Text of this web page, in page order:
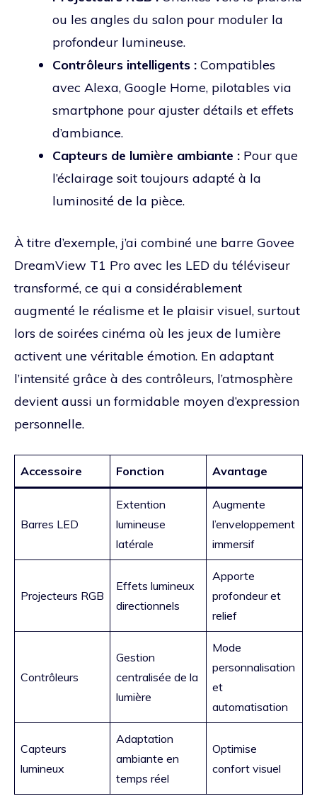
ou les angles du salon pour moduler la
profondeur lumineuse.
Contrôleurs intelligents : Compatibles
avec Alexa, Google Home, pilotables via
smartphone pour ajuster détails et effets
d’ambiance.
Capteurs de lumière ambiante : Pour que
l’éclairage soit toujours adapté à la
luminosité de la pièce.
À titre d’exemple, j’ai combiné une barre Govee
DreamView T1 Pro avec les LED du téléviseur
transformé, ce qui a considérablement
augmenté le réalisme et le plaisir visuel, surtout
lors de soirées cinéma où les jeux de lumière
activent une véritable émotion. En adaptant
l’intensité grâce à des contrôleurs, l’atmosphère
devient aussi un formidable moyen d’expression
personnelle.
Accessoire Fonction Avantage
Barres LED
Extention
lumineuse
latérale
Augmente
l’enveloppement
immersif
Projecteurs RGB
Effets lumineux
directionnels
Apporte
profondeur et
relief
Contrôleurs
Gestion
centralisée de la
lumière
Mode
personnalisation
et
automatisation
Capteurs
lumineux
Adaptation
ambiante en
temps réel
Optimise
confort visuel